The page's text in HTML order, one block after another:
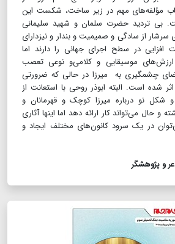
مؤلفه‌های مهم در زیر ساخت، شکست این
بی تردید حضرت سلمان و شهید سلیمانی
از سادگی و صمیمیت و بندار و نیزدارای
در سطح اجرای جهانی را دارند اما
موسیقایی و کلامی‌و نوعی تعصب
چشمگیری به میرزا در حالی که ضرورتی
شده است. البته ابوذر روحی با استعانت از
شکل نو درباره میرزا کوچک و قهرمانان و
و حال می‌تواند کار ارائه دهد اما اینها آثاری
در یک سرود کانون‌های مختلف ایجاد و
و پژوهشگر